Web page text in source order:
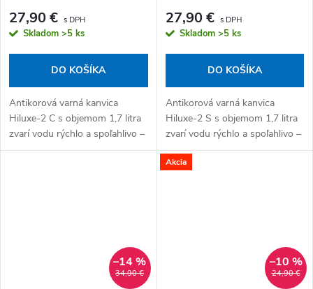
27,90 €
Skladom >5 ks
DO KOŠÍKA
Antikorová varná kanvica
Hiluxe-2 C s objemom 1,7 litra
zvarí vodu rýchlo a spoľahlivo –
termostat STRIX zaručuje
27,90 €
Skladom >5 ks
DO KOŠÍKA
Antikorová varná kanvica
Hiluxe-2 S s objemom 1,7 litra
zvarí vodu rýchlo a spoľahlivo –
termostat STRIX zaručuje
automatické vypnutie po
34,90 €
–14 %
Akcia
24,90 €
–10 %